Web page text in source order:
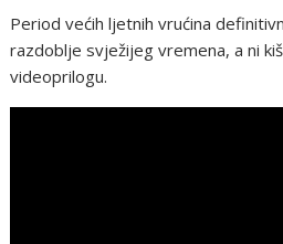
Period većih ljetnih vrućina
razdoblje svježijeg vremena, a ni
videoprilogu.